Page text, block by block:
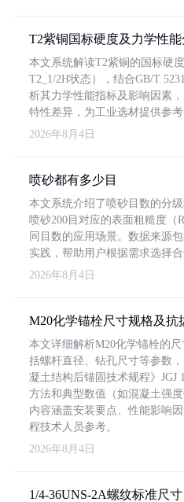
T2紫铜国标硬度及力学性
本文系统解读T2紫铜的国标硬
T2_1/2H状态），结合GB/T
析其力学性能指标及影响因素
特性差异，为工业选材提供参考
2026年8月4日
喷砂都有多少目
本文系统介绍了喷砂目数的分
喷砂200目对应的表面粗糙度（
同目数的应用场景。数据来源
实践，帮助用户根据需求选择合
2026年8月4日
M20化学锚栓尺寸规格及抗
本文详细解析M20化学锚栓的
括螺杆直径、钻孔尺寸等参数
凝土结构后锚固技术规程》JGJ
方法和典型数值（如混凝土强度
内容涵盖安装要点、性能影响
程技术人员参考。
2026年8月4日
1/4-36UNS-2A螺纹标准尺寸